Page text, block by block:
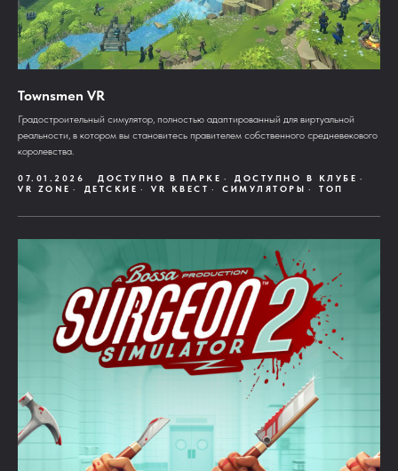
Townsmen VR
Градостроительный симулятор, полностью адаптированный для виртуальной
реальности, в котором вы становитесь правителем собственного средневекового
королевства.
07.01.2026 ДОСТУПНО В ПАРКЕ
ДОСТУПНО В КЛУБЕ
VR ZONE
ДЕТСКИЕ VR КВЕСТ СИМУЛЯТОРЫ ТОП